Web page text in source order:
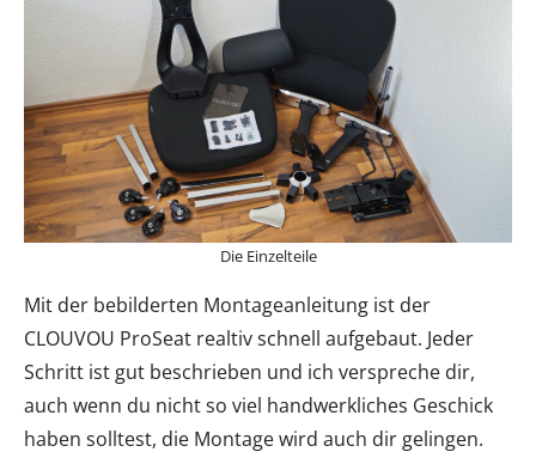
Die Einzelteile
Mit der bebilderten Montageanleitung ist der
CLOUVOU ProSeat realtiv schnell aufgebaut. Jeder
Schritt ist gut beschrieben und ich verspreche dir,
auch wenn du nicht so viel handwerkliches Geschick
haben solltest, die Montage wird auch dir gelingen.